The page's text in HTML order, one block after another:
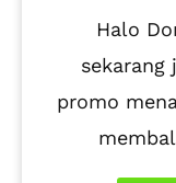
Halo
sekarang
promo